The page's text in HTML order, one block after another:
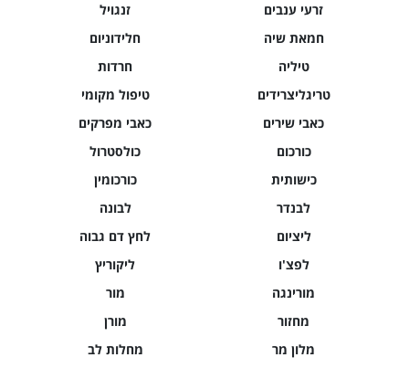
זנגויל
זרעי ענבים
חלידוניום
חמאת שיה
חרדות
טיליה
טיפול מקומי
טריגליצרידים
כאבי מפרקים
כאבי שירים
כולסטרול
כורכום
כורכומין
כישותית
לבונה
לבנדר
לחץ דם גבוה
ליציום
ליקוריץ
לפצ'ו
מור
מורינגה
מורן
מחזור
מחלות לב
מלון מר